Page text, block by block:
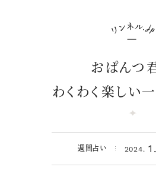
おぱんつ
わくわく楽しい
週間占い 2024.